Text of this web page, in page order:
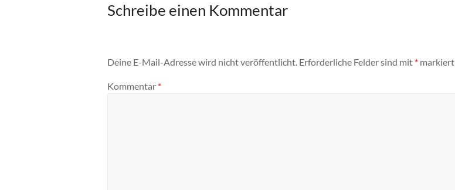
Schreibe einen Kommentar
Deine E-Mail-Adresse wird nicht veröffentlicht. Erforderliche Felder sind mit * markiert
Kommentar *